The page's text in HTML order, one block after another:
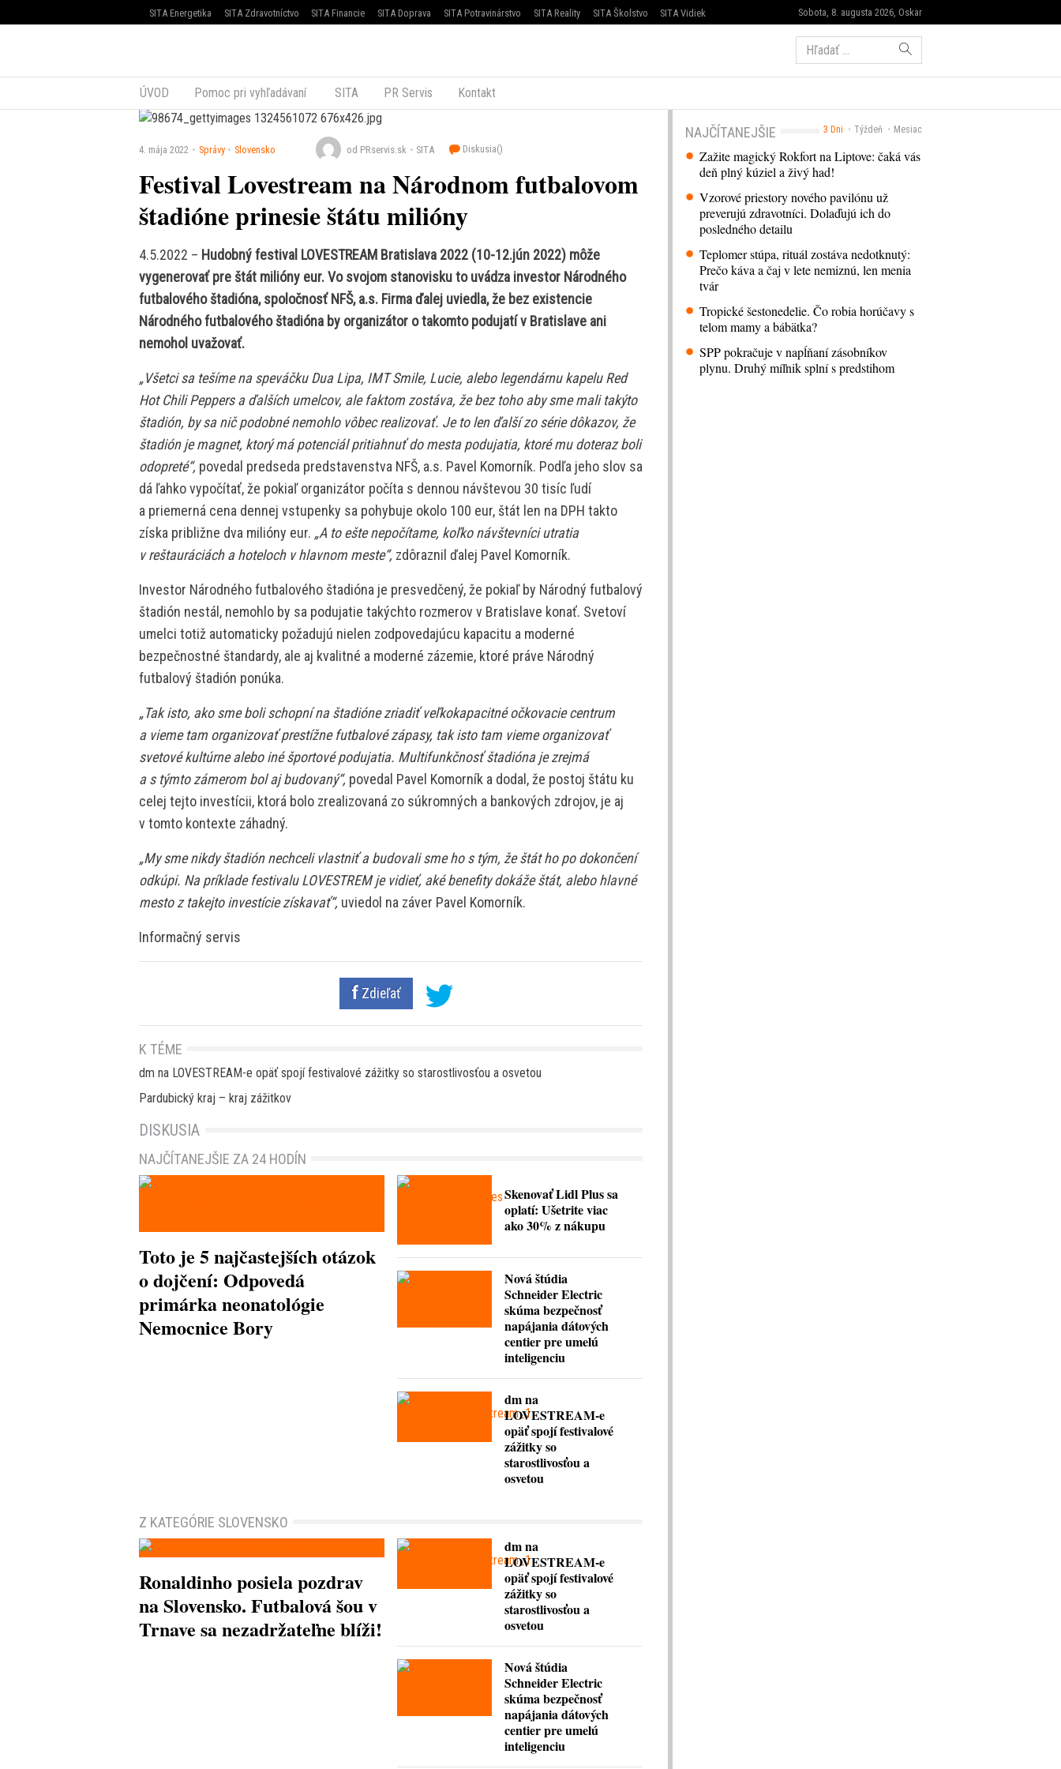
Sobota, 8. augusta 2026, Oskar
SITA Energetika SITA Zdravotníctvo SITA Financie SITA Doprava SITA Potravinárstvo SITA Reality SITA Školstvo SITA Vidiek
Hľadať:
ÚVOD Pomoc pri vyhľadávaní SITA PR Servis Kontakt
4. mája 2022 Správy Slovensko od PRservis.sk SITA Diskusia()
Festival Lovestream na Národnom futbalovom
štadióne prinesie štátu milióny
4.5.2022 – Hudobný festival LOVESTREAM Bratislava 2022 (10-12.jún 2022) môže
vygenerovať pre štát milióny eur. Vo svojom stanovisku to uvádza investor Národného
futbalového štadióna, spoločnosť NFŠ, a.s. Firma ďalej uviedla, že bez existencie
Národného futbalového štadióna by organizátor o takomto podujatí v Bratislave ani
nemohol uvažovať.
„Všetci sa tešíme na speváčku Dua Lipa, IMT Smile, Lucie, alebo legendárnu kapelu Red
Hot Chili Peppers a ďalších umelcov, ale faktom zostáva, že bez toho aby sme mali takýto
štadión, by sa nič podobné nemohlo vôbec realizovať. Je to len ďalší zo série dôkazov, že
štadión je magnet, ktorý má potenciál pritiahnuť do mesta podujatia, ktoré mu doteraz boli
odopreté“, povedal predseda predstavenstva NFŠ, a.s. Pavel Komorník. Podľa jeho slov sa
dá ľahko vypočítať, že pokiaľ organizátor počíta s dennou návštevou 30 tisíc ľudí
a priemerná cena dennej vstupenky sa pohybuje okolo 100 eur, štát len na DPH takto
získa približne dva milióny eur. „A to ešte nepočítame, koľko návštevníci utratia
v reštauráciách a hoteloch v hlavnom meste“, zdôraznil ďalej Pavel Komorník.
Investor Národného futbalového štadióna je presvedčený, že pokiaľ by Národný futbalový
štadión nestál, nemohlo by sa podujatie takýchto rozmerov v Bratislave konať. Svetoví
umelci totiž automaticky požadujú nielen zodpovedajúcu kapacitu a moderné
bezpečnostné štandardy, ale aj kvalitné a moderné zázemie, ktoré práve Národný
futbalový štadión ponúka.
„Tak isto, ako sme boli schopní na štadióne zriadiť veľkokapacitné očkovacie centrum
a vieme tam organizovať prestížne futbalové zápasy, tak isto tam vieme organizovať
svetové kultúrne alebo iné športové podujatia. Multifunkčnosť štadióna je zrejmá
a s týmto zámerom bol aj budovaný“, povedal Pavel Komorník a dodal, že postoj štátu ku
celej tejto investícii, ktorá bolo zrealizovaná zo súkromných a bankových zdrojov, je aj
v tomto kontexte záhadný.
„My sme nikdy štadión nechceli vlastniť a budovali sme ho s tým, že štát ho po dokončení
odkúpi. Na príklade festivalu LOVESTREM je vidieť, aké benefity dokáže štát, alebo hlavné
mesto z takejto investície získavať“, uviedol na záver Pavel Komorník.
Informačný servis
Zdieľať
3 Dni Týždeň Mesiac
NAJČÍTANEJŠIE
Zažite magický Rokfort na Liptove: čaká vás
deň plný kúziel a živý had!
Vzorové priestory nového pavilónu už
preverujú zdravotníci. Dolaďujú ich do
posledného detailu
Teplomer stúpa, rituál zostáva nedotknutý:
Prečo káva a čaj v lete nemiznú, len menia
tvár
Tropické šestonedelie. Čo robia horúčavy s
telom mamy a bábätka?
SPP pokračuje v napĺňaní zásobníkov
plynu. Druhý míľnik splní s predstihom
K TÉME
dm na LOVESTREAM-e opäť spojí festivalové zážitky so starostlivosťou a osvetou
Pardubický kraj – kraj zážitkov
DISKUSIA
NAJČÍTANEJŠIE ZA 24 HODÍN
Toto je 5 najčastejších otázok
o dojčení: Odpovedá
primárka neonatológie
Nemocnice Bory
Skenovať Lidl Plus sa
oplatí: Ušetrite viac
ako 30% z nákupu
Nová štúdia
Schneider Electric
skúma bezpečnosť
napájania dátových
centier pre umelú
inteligenciu
dm na
LOVESTREAM-e
opäť spojí festivalové
zážitky so
starostlivosťou a
osvetou
Z KATEGÓRIE SLOVENSKO
Ronaldinho posiela pozdrav
na Slovensko. Futbalová šou v
Trnave sa nezadržateľne blíži!
dm na
LOVESTREAM-e
opäť spojí festivalové
zážitky so
starostlivosťou a
osvetou
Nová štúdia
Schneider Electric
skúma bezpečnosť
napájania dátových
centier pre umelú
inteligenciu